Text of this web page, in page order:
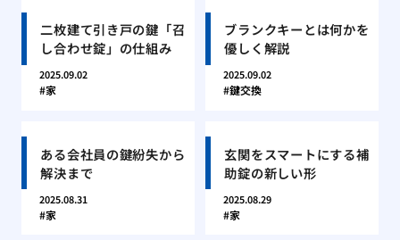
二枚建て引き戸の鍵「召
し合わせ錠」の仕組み
2025.09.02
家
ブランクキーとは何かを
優しく解説
2025.09.02
鍵交換
ある会社員の鍵紛失から
解決まで
2025.08.31
家
玄関をスマートにする補
助錠の新しい形
2025.08.29
家